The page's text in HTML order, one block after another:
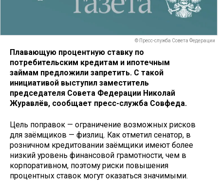
© Пресс-служба Совета Федерации
Плавающую процентную ставку по
потребительским кредитам и ипотечным
займам предложили запретить. С такой
инициативой выступил заместитель
председателя Совета Федерации Николай
Журавлёв, сообщает пресс-служба Совфеда.
Цель поправок — ограничение возможных рисков
для заёмщиков — физлиц. Как отметил сенатор, в
розничном кредитовании заёмщики имеют более
низкий уровень финансовой грамотности, чем в
корпоративном, поэтому риски повышения
процентных ставок могут оказаться значимыми.